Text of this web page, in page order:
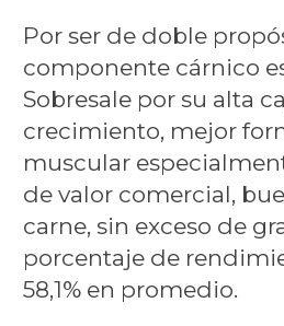
Por ser de doble
componente cárnico
Sobresale por su alta
crecimiento, mejor
muscular
de valor comercial,
carne, sin exceso de
porcentaje de
58,1% en promedio.